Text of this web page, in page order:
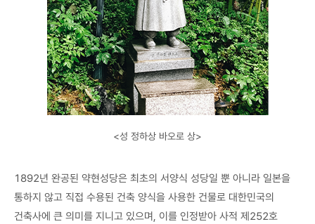
<성 정하상 바오로 상>
1892년 완공된 약현성당은 최초의 서양식 성당일 뿐 아니라 일본을
통하지 않고 직접 수용된 건축 양식을 사용한 건물로 대한민국의
건축사에 큰 의미를 지니고 있으며, 이를 인정받아 사적 제252호